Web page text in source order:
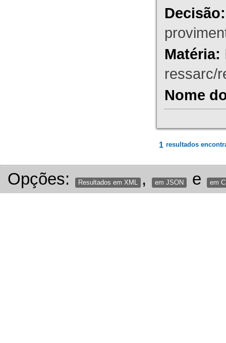
Decisão:
Matéria:
ressarc/
Nome
1 resultados
Opções: Resultados em XML , em JSON e em